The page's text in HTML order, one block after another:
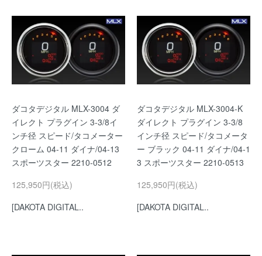
ダコタデジタル MLX-3004 ダ
イレクト プラグイン 3-3/8イ
ンチ径 スピード/タコメーター
クローム 04-11 ダイナ/04-13
スポーツスター 2210-0512
125,950円(税込)
[DAKOTA DIGITAL..
ダコタデジタル MLX-3004-K
ダイレクト プラグイン 3-3/8
インチ径 スピード/タコメータ
ー ブラック 04-11 ダイナ/04-1
3 スポーツスター 2210-0513
125,950円(税込)
[DAKOTA DIGITAL..